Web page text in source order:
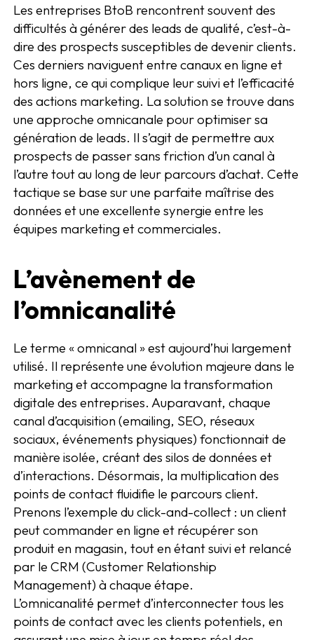
Les entreprises BtoB rencontrent souvent des
difficultés à générer des leads de qualité, c’est-à-
dire des prospects susceptibles de devenir clients.
Ces derniers naviguent entre canaux en ligne et
hors ligne, ce qui complique leur suivi et l’efficacité
des actions marketing. La solution se trouve dans
une approche omnicanale pour optimiser sa
génération de leads. Il s’agit de permettre aux
prospects de passer sans friction d’un canal à
l’autre tout au long de leur parcours d’achat. Cette
tactique se base sur une parfaite maîtrise des
données et une excellente synergie entre les
équipes marketing et commerciales.
L’avènement de
l’omnicanalité
Le terme « omnicanal » est aujourd’hui largement
utilisé. Il représente une évolution majeure dans le
marketing et accompagne la transformation
digitale des entreprises. Auparavant, chaque
canal d’acquisition (emailing, SEO, réseaux
sociaux, événements physiques) fonctionnait de
manière isolée, créant des silos de données et
d’interactions. Désormais, la multiplication des
points de contact fluidifie le parcours client.
Prenons l’exemple du click-and-collect : un client
peut commander en ligne et récupérer son
produit en magasin, tout en étant suivi et relancé
par le CRM (Customer Relationship
Management) à chaque étape.
L’omnicanalité permet d’interconnecter tous les
points de contact avec les clients potentiels, en